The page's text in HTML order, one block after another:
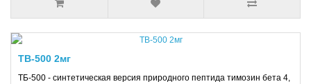
TB-500 2мг
ТБ-500 - синтетическая версия природного пептида тимозин бета 4,